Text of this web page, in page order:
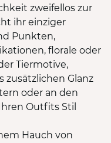
zweifellos zur
ihr einziger
Punkten,
florale oder
Tiermotive,
zusätzlichen Glanz
oder an den
Outfits Stil
Hauch von